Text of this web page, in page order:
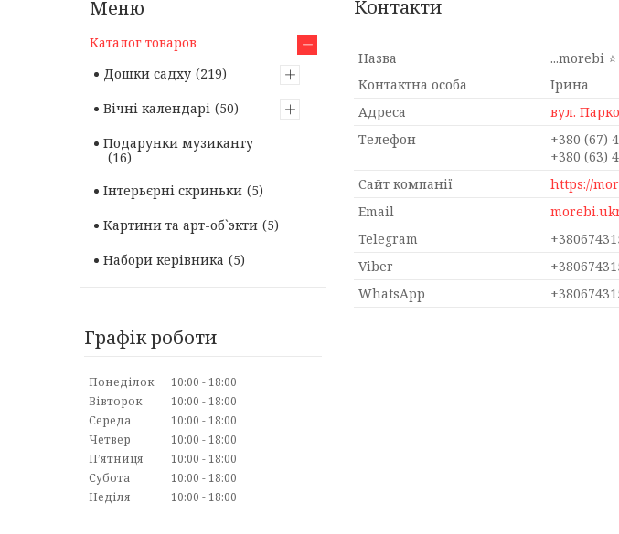
Контакти
...morebi ⭐️
Ірина
вул.
+380 (67)
+380 (63)
https://
Каталог товаров
Дошки садху 219
Вічні календарі
50
Подарунки музиканту
16
Інтерьєрні скриньки 5
Картини та арт-об`экти 5
Набори керівника
5
Графік роботи
Понеділок 10:00
18:00
Вівторок
10:00
18:00
Середа
10:00
18:00
Четвер
10:00
18:00
Пʼятниця
10:00
18:00
Субота
10:00
18:00
Неділя
10:00 18:00